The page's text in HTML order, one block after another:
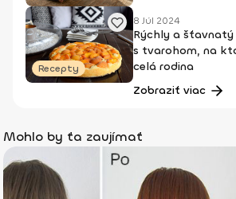
Recepty
8 Júl 2024
Rýchly a
s tvarohom, na
celá rodina
Zobraziť viac
Mohlo by ťa zaujímať